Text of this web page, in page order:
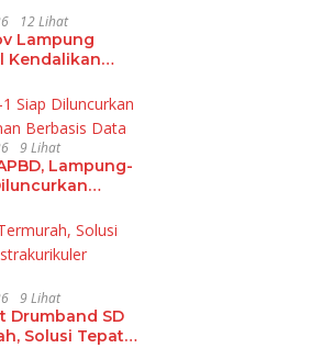
12 Lihat
Lampung
Kendalikan
Inflasi
di Sumatera
9 Lihat
Lampung-
Berbasis
9 Lihat
Drumband SD
Solusi Tepat